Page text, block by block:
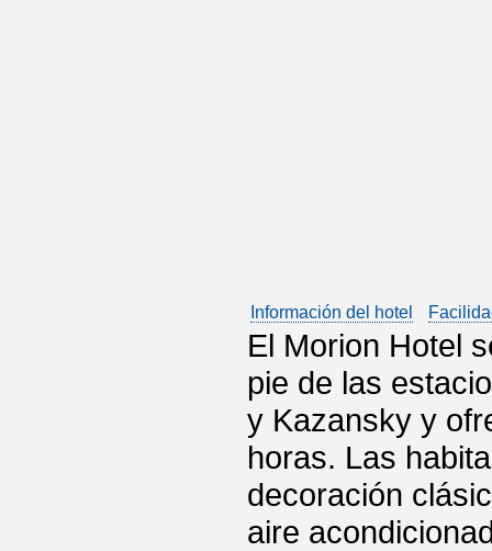
Información del hotel
El Morion Hotel
pie de las
y Kazansky y
horas. Las
decoración
aire